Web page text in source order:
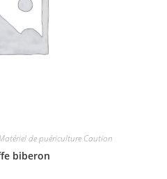
de puériculture Caution
biberon